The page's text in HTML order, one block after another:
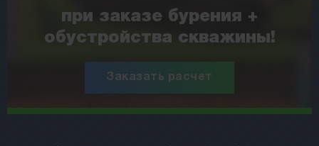
при заказе бурения +
обустройства скважины!
Заказать расчет